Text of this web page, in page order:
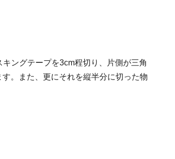
ングテープを3cm程切り、片側が三角
。また、更にそれを縦半分に切った物